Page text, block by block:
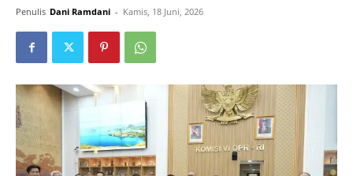
Penulis Dani Ramdani - Kamis, 18 Juni, 2026